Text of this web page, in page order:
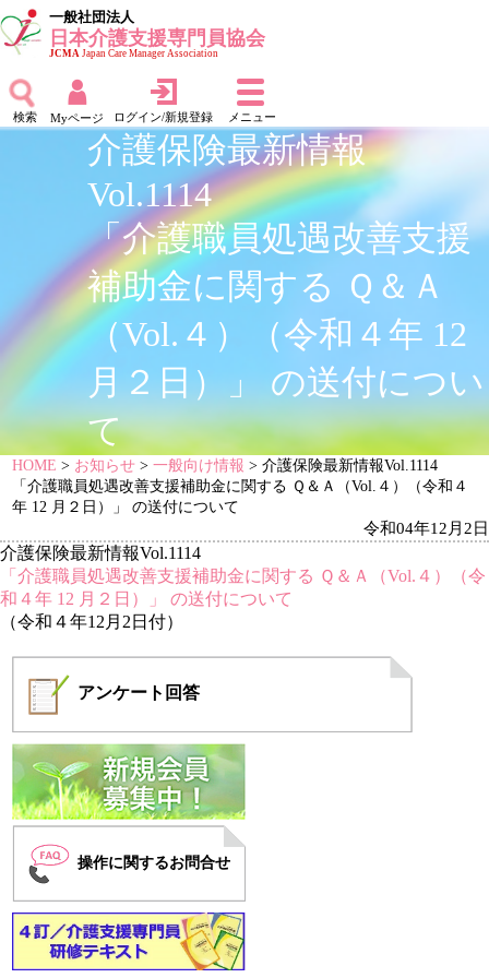
一般社団法人
日本介護支援専門員協会
JCMAJapan Care Manager Association
検索 Myページ ログイン/新規登録 メニュー
介護保険最新情報
Vol.1114
「介護職員処遇改善支援
補助金に関する Ｑ＆Ａ
（Vol.４）（令和４年 12
月２日）」 の送付につい
て
HOME > お知らせ >一般向け情報 > 介護保険最新情報Vol.1114
「介護職員処遇改善支援補助金に関する Ｑ＆Ａ（Vol.４）（令和４
年 12 月２日）」 の送付について
令和04年12月2日
介護保険最新情報Vol.1114
「介護職員処遇改善支援補助金に関する Ｑ＆Ａ（Vol.４）（令
和４年 12 月２日）」 の送付について
（令和４年12月2日付）
アンケート 回答
操作に関するお問合せ